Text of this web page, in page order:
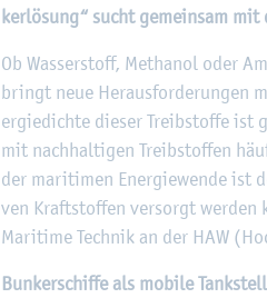
ker­lö­sung“ sucht ge­mein­sam mit
Ob Was­ser­stoff, Me­tha­nol oder
bringt neue Her­aus­for­de­run­gen
er­gie­dich­te die­ser Treib­stof­fe ist
mit nach­hal­ti­gen Treib­stof­fen
der ma­ri­ti­men En­er­gie­wen­de ist
ven Kraft­stof­fen ver­sorgt wer­den
Ma­ri­ti­me Tech­nik an der HAW
Bun­ker­schif­fe als mo­bi­le